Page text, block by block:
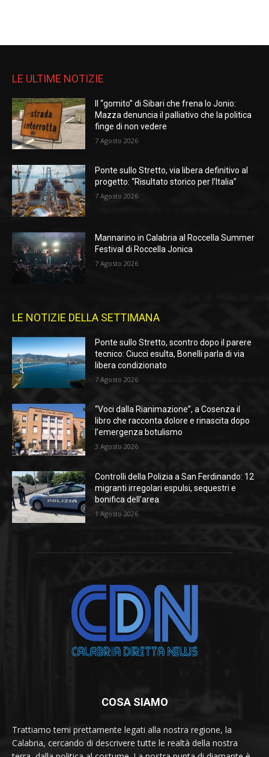
LE ULTIME NOTIZIE
Il “gomito” di Sibari che frena lo Jonio:
Mazza denuncia il palliativo che la politica
finge di non vedere
7 Agosto 2026
Ponte sullo Stretto, via libera definitivo al
progetto: “Risultato storico per l’Italia”
7 Agosto 2026
Mannarino in Calabria al Roccella Summer
Festival di Roccella Jonica
7 Agosto 2026
LE NOTIZIE DELLA SETTIMANA
Ponte sullo Stretto, scontro dopo il parere
tecnico: Ciucci esulta, Bonelli parla di via
libera condizionato
7 Agosto 2026
“Voci dalla Rianimazione”, a Cosenza il
libro che racconta dolore e rinascita dopo
l’emergenza botulismo
3 Agosto 2026
Controlli della Polizia a San Ferdinando: 12
migranti irregolari espulsi, sequestri e
bonifica dell’area
1 Agosto 2026
COSA SIAMO
Trattiamo temi prettamente legati alla nostra regione, la
Calabria, cercando di descrivere tutte le realtà della nostra